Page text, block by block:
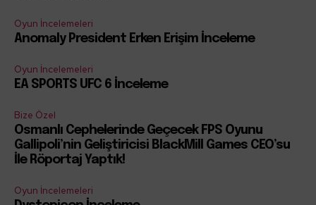
Oyun İncelemeleri
Anomaly President Erken Erişim İnceleme
Oyun İncelemeleri
EA SPORTS UFC 6 İnceleme
Bize Özel
Osmanlı Cephelerinde Geçecek FPS Oyunu
Gallipoli’nin Geliştiricisi BlackMill Games CEO’su
İle Röportaj Yaptık!
Oyun İncelemeleri